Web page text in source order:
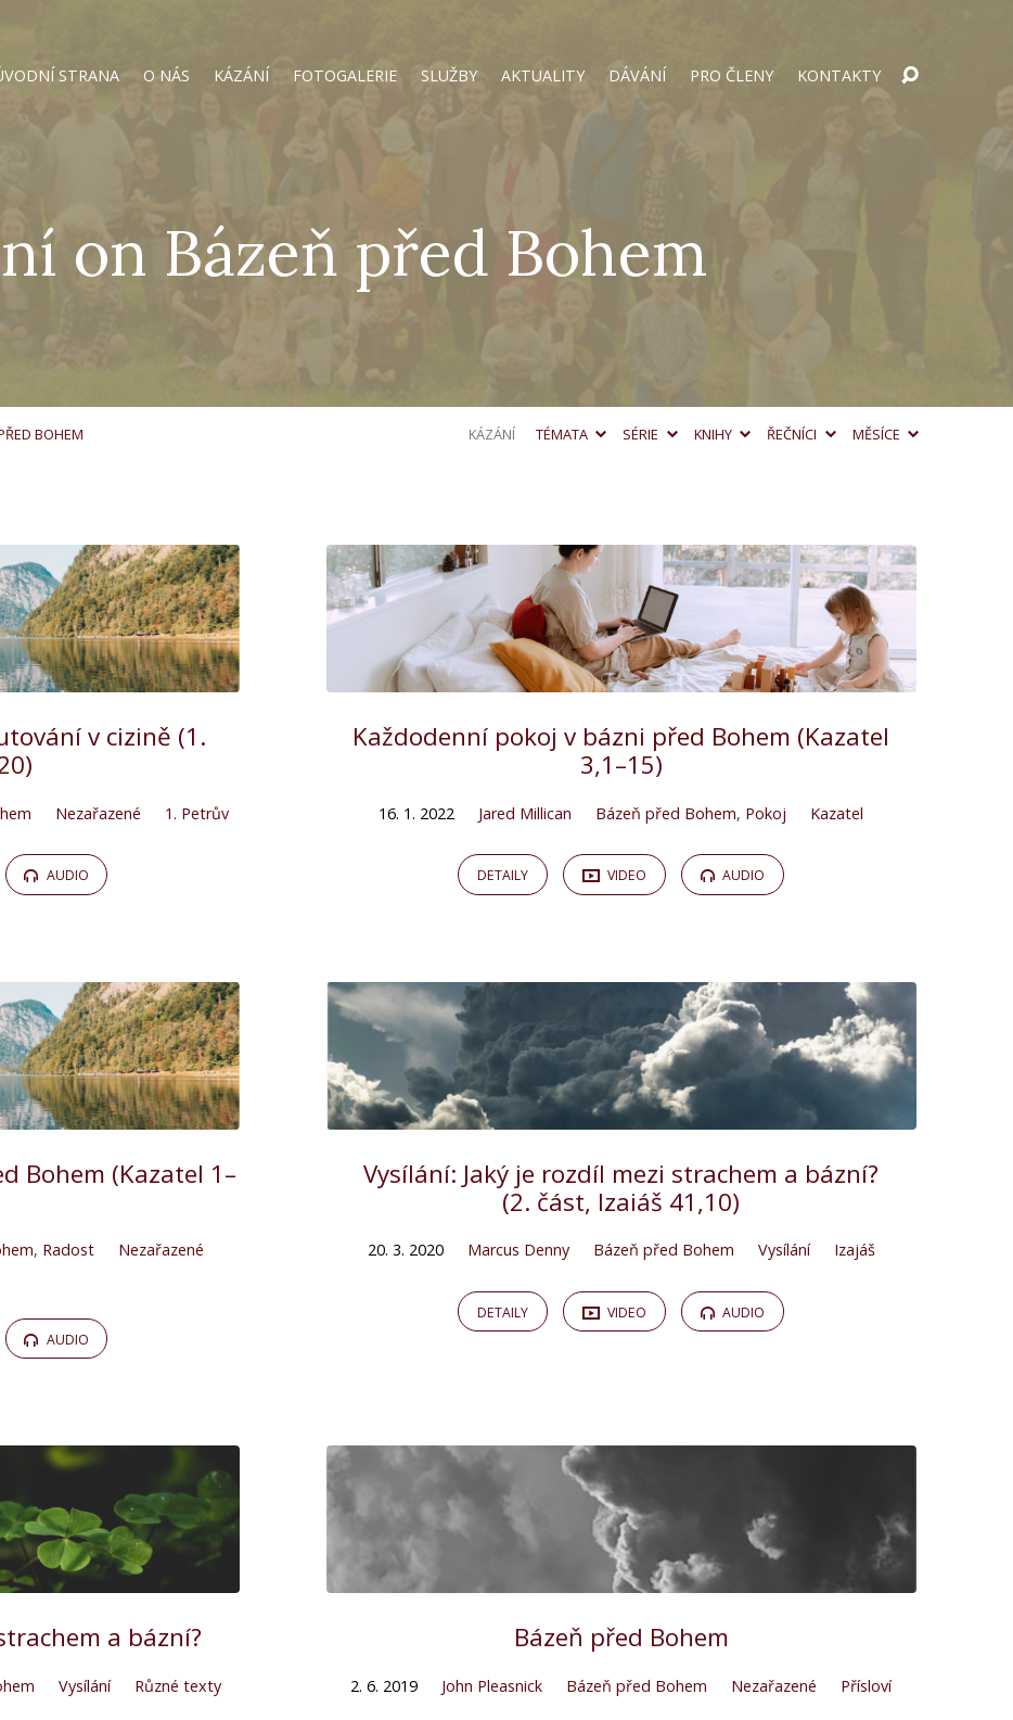
STRANA O NÁS KÁZÁNÍ FOTOGALERIE SLUŽBY AKTUALITY DÁVÁNÍ PRO ČLENY KONTAKTY
on Bázeň před Bohem
BOHEM KÁZÁNÍ TÉMATA SÉRIE KNIHY ŘEČNÍCI MĚSÍCE
v cizině (1.
Nezařazené 1. Petrův
AUDIO
Každodenní pokoj v bázni před Bohem (Kazatel
3,1–15)
16. 1. 2022 Jared Millican Bázeň před Bohem, Pokoj Kazatel
DETAILY VIDEO AUDIO
Bohem (Kazatel 1–
, Radost
Nezařazené
AUDIO
Vysílání: Jaký je rozdíl mezi strachem a bázní?
(2. část, Izaiáš 41,10)
20. 3. 2020 Marcus Denny Bázeň před Bohem Vysílání Izajáš
DETAILY VIDEO AUDIO
a bázní?
Vysílání Různé texty
Bázeň před Bohem
2. 6. 2019 John Pleasnick Bázeň před Bohem Nezařazené Přísloví